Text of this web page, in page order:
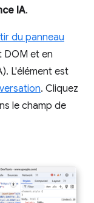
IA.
du panneau
DOM et en
L'élément est
. Cliquez
le champ de